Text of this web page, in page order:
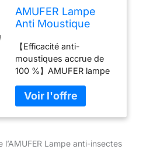
AMUFER Lampe
Anti Moustique
18W 4400V
Tue‑Mouche
Électrique, IPX4
Étanche Appareil
Piege à Moustique,
100% Amélioration
Tueur d'Insectes
Maison, Jardin,
【Efficacité anti-
moustiques accrue de
100 %】AMUFER lampe
612 types de tests
d'attraction lumineuse et
a fait l'objet de 22 368
d'électrocution sur des
Lampe anti-insectes